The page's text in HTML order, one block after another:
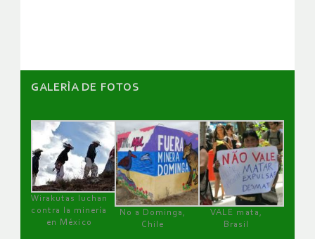
GALERÌA DE FOTOS
Wirakutas luchan
contra la minería
en México
No a Dominga,
Chile
VALE mata,
Brasil